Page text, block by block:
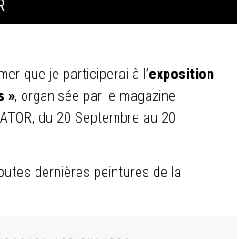
que je participerai à l’exposition
», organisée par le magazine
du 20 Septembre au 20
dernières peintures de la